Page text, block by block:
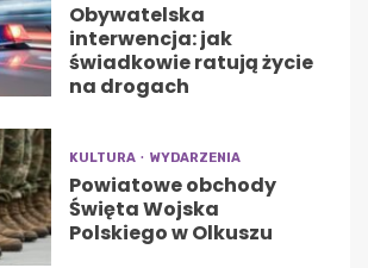
Obywatelska
interwencja: jak
świadkowie ratują życie
na drogach
KULTURA WYDARZENIA
Powiatowe obchody
Święta Wojska
Polskiego w Olkuszu